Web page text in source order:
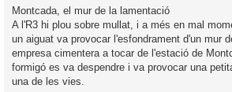
Montcada, el mur de la lamentació
A l'R3 hi plou sobre mullat, i a més en mal
un aiguat va provocar l'esfondrament d'un mur
empresa cimentera a tocar de l'estació de
formigó es va despendre i va provocar una
una de les vies.